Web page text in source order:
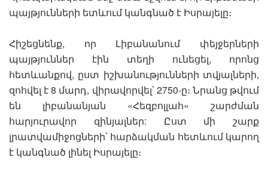
պայթյունների ետևում կանգնած է Իսրայելը։
Հիշեցնենք, որ Լիբանանում փեյջերների
պայթյուններ էին տեղի ունեցել, որոնց
հետևանքով, ըստ իշխանությունների տվյալների,
զոհվել է 8 մարդ, վիրավորվել՝ 2750-ը։ Նրանց թվում
են լիբանանյան «Հեզբոլլահ» շարժման
հարյուրավոր զինյալներ: Ըստ մի շարք
լրատվամիջոցների՝ հարձակման հետևում կարող
է կանգնած լինել Իսրայելը։